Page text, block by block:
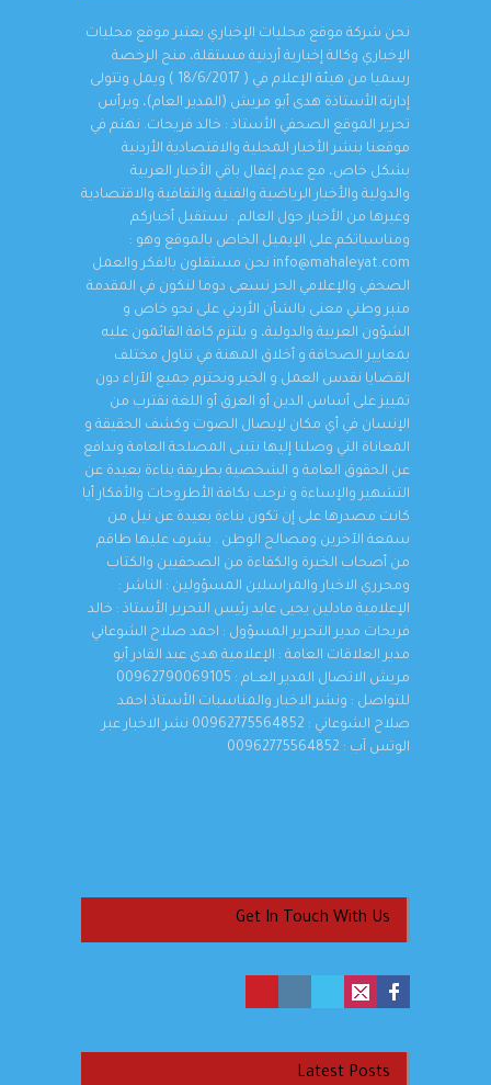
نحن شركة موقع محليات الإخباري يعتبر موقع محليات
الإخباري وكالة إخبارية أردنية مستقلة، منح الرخصة
رسميا من هيئة الإعلام في ( 18/6/2017 ) ويمل وتتولى
إدارته الأستاذة هدى أبو مريش (المدير العام)، ويرأس
تحرير الموقع الصحفي الأستاذ : خالد فريحات. نهتم في
موقعنا بنشر الأخبار المحلية والاقتصادية الأردنية
بشكل خاص، مع عدم إغفال باقي الأخبار العربية
والدولية والأخبار الرياضية والفنية والثقافية والاقتصادية
وغيرها من الأخبار حول العالم . نستقبل أخباركم
ومناسباتكم على الإيميل الخاص بالموقع وهو :
info@mahaleyat.com نحن مستقلون بالفكر والعمل
الصحفي والإعلامي الحر نسعى دوما لنكون في المقدمة
منبر وطني معنى بالشأن الأردني على نحو خاص و
الشؤون العربية والدولية، و يلتزم كافة القائمون عليه
بمعايير الصحافة و أخلاق المهنة في تناول مختلف
القضايا نقدس العمل و الخبر ونحترم جميع الآراء دون
تمييز على أساس الدين أو العرق أو اللغة نقترب من
الإنسان في أي مكان لإيصال الصوت وكشف الحقيقة و
المعاناة التي وصلنا إليها نتبنى المصلحة العامة وندافع
عن الحقوق العامة و الشخصية بطريقة بناءة بعيدة عن
التشهير والإساءة و نرحب بكافة الأطروحات والأفكار أيا
كانت مصدرها على إن تكون بناءة بعيدة عن نيل من
سمعة الآخرين ومصالح الوطن . يشرف عليها طاقم
من أصحاب الخبرة والكفاءة من الصحفيين والكتاب
ومحرري الاخبار والمراسلين المسؤولين : الناشر :
الإعلامية مادلين يحيى عابد رئيس التحرير الأستاذ : خالد
فريحات مدير التحرير المسؤول : احمد صلاح الشوعاني
مدير العلاقات العامة : الإعلامية هدى عبد القادر أبو
مريش الاتصال المدير العــام : 00962790069105
للتواصل : ونشر الاخبار والمناسبات الأستاذ احمد
صلاح الشوعاني : 00962775564852 نشر الاخبار عبر
الوتس آب : 00962775564852
Get In Touch With Us
Latest Posts